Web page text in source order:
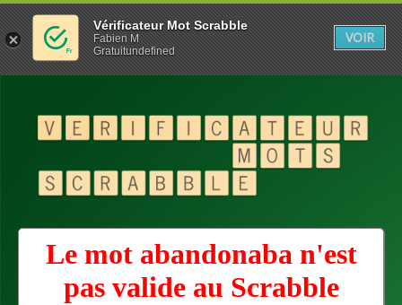
Le mot abandonaba n'est
pas valide au Scrabble
Vérificateur Mot Scrabble
Fabien M
Gratuitundefined
VOIR